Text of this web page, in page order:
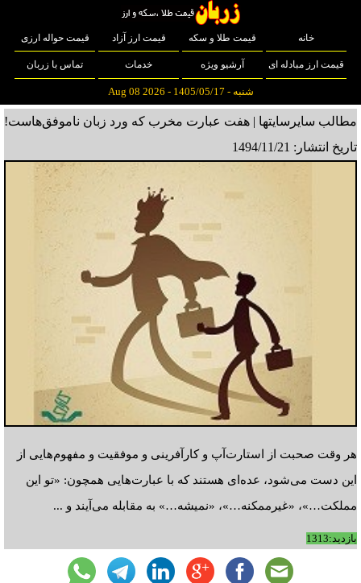
خانه قیمت طلا و سکه قیمت ارز آزاد قیمت حواله ارزی
قیمت ارز مبادله ای آرشیو ویژه خدمات تماس با زربان
شنبه - 1405/05/17 - Aug 08 2026
مطالب سایرسایتها | هفت عبارت مخرب که‌ ورد زبان ناموفق‌هاست!
تاریخ انتشار: 1494/11/21
هر وقت صحبت از استارت‌آپ و کارآفرینی و موفقیت و مفهوم‌هایی از
این دست می‌شود، عده‌ای هستند که با عبارت‌هایی همچون: «تو این
مملکت…»، «غیرممکنه…»، «نمیشه…» به مقابله می‌آیند و ...
بازدید:1313